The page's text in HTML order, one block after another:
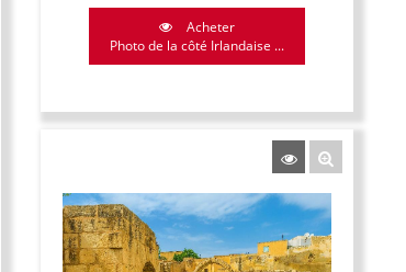
Acheter
Photo de la côté Irlandaise ...